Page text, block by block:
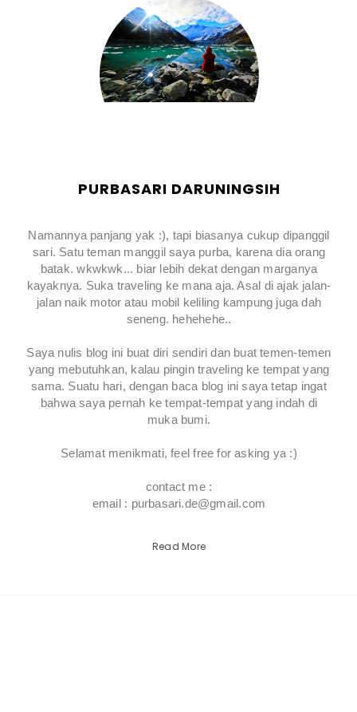
PURBASARI DARUNINGSIH
Namannya panjang yak :), tapi biasanya cukup dipanggil
sari. Satu teman manggil saya purba, karena dia orang
batak. wkwkwk... biar lebih dekat dengan marganya
kayaknya. Suka traveling ke mana aja. Asal di ajak jalan-
jalan naik motor atau mobil keliling kampung juga dah
seneng. hehehehe..
Saya nulis blog ini buat diri sendiri dan buat temen-temen
yang mebutuhkan, kalau pingin traveling ke tempat yang
sama. Suatu hari, dengan baca blog ini saya tetap ingat
bahwa saya pernah ke tempat-tempat yang indah di
muka bumi.
Selamat menikmati, feel free for asking ya :)
contact me :
email : purbasari.de@gmail.com
Read More